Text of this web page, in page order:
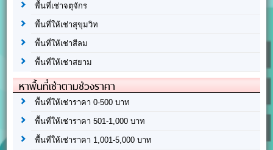
พื้นที่เช่าจตุจักร
พื้นที่ให้เช่าสุขุมวิท
พื้นที่ให้เช่าสีลม
พื้นที่ให้เช่าสยาม
หาพื้นที่เช่าตามช่วงราคา
พื้นที่ให้เช่าราคา 0-500 บาท
พื้นที่ให้เช่าราคา 501-1,000 บาท
พื้นที่ให้เช่าราคา 1,001-5,000 บาท